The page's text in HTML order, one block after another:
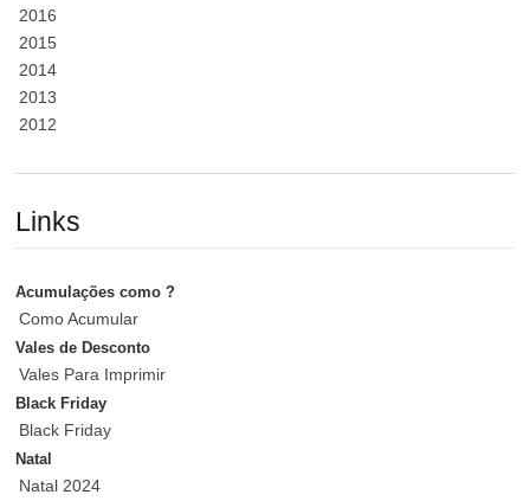
2016
2015
2014
2013
2012
Links
Acumulações como ?
Como Acumular
Vales de Desconto
Vales Para Imprimir
Black Friday
Black Friday
Natal
Natal 2024